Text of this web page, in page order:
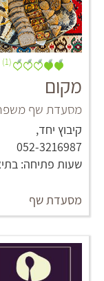
(1)
מקום
מסעדת שף
קיבוץ יחד,
052-3216987
שעות פתיחה:
מסעדת שף